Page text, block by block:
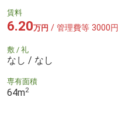
賃料
6.20万円 / 管理費等 3000円
敷 / 礼
なし / なし
専有面積
64m2